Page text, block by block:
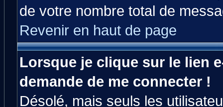
de votre nombre total de
Revenir en haut de page
Lorsque je clique sur le lien
demande de me connecter !
Désolé, mais seuls les